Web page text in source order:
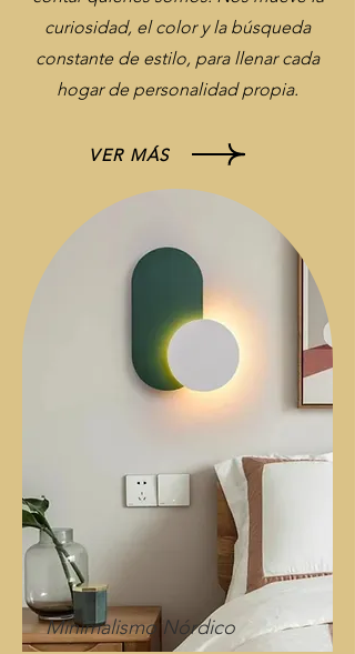
curiosidad, el color y la búsqueda
constante de estilo, para llenar cada
hogar de personalidad propia.
VER MÁS
Minimalismo Nórdico